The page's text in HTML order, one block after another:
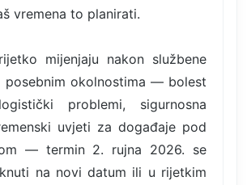
vremena to planirati.
mijenjaju nakon službene
posebnim okolnostima — bolest
problemi, sigurnosna
uvjeti za događaje pod
— termin 2. rujna 2026. se
na novi datum ili u rijetkim